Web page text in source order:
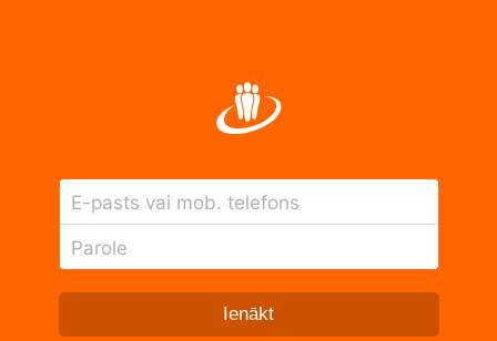
E-pasts vai mob. telefons
Parole
Ienākt